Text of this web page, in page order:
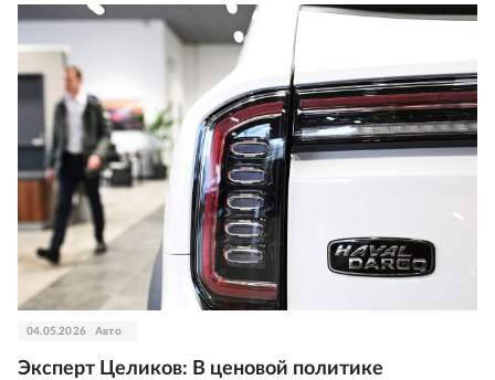
04.05.2026 Авто
Эксперт Целиков: В ценовой политике